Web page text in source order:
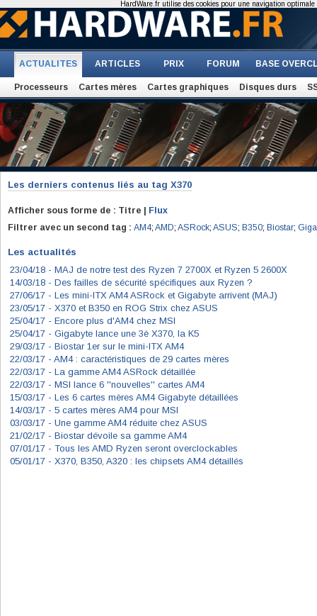
ACTUALITES ARTICLES PRIX FORUM BASE
Processeurs Cartes mères Cartes graphiques Disques durs
Les derniers contenus liés au tag X370
Afficher sous forme de : Titre |
Flux
Filtrer avec un second tag : AM4; AMD; ASRock; ASUS; B350; Biostar;
Les actualités
23/04/18 - MAJ de notre test des Ryzen 7 2700X et Ryzen 5 2600X
14/03/18 - Des failles de sécurité spécifiques aux Ryzen ?
27/06/17 - Les mini-ITX AM4 ASRock et Gigabyte arrivent (MAJ)
23/05/17 - X370 et B350 en ROG Strix chez ASUS
25/04/17 - Encore plus d'AM4 chez MSI
25/04/17 - Gigabyte lance une 3è X370, la K5
29/03/17 - Biostar 1er sur le mini-ITX AM4
22/03/17 - AM4 : caractéristiques de 29 cartes mères
22/03/17 - La gamme AM4 ASRock détaillée
22/03/17 - MSI lance 6 ''nouvelles'' cartes AM4
15/03/17 - Les 6 cartes mères AM4 Gigabyte détaillées
14/03/17 - 5 cartes mères AM4 pour MSI
03/03/17 - Une gamme AM4 réduite chez ASUS
21/02/17 - Biostar dévoile sa gamme AM4
07/01/17 - Tous les AMD Ryzen seront overclockables
05/01/17 - X370, B350, A320 : les chipsets AM4 détaillés
HardWare.fr utilise des cookies pour une navigation